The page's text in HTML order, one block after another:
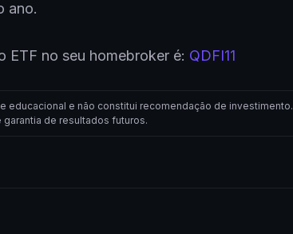
ano.
ETF no seu homebroker é: QDFI11
educacional e não constitui recomendação de investimento.
de resultados futuros.